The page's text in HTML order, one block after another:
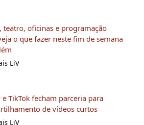
teatro, oficinas e programação
o que fazer neste fim de semana
LiV
e TikTok fecham parceria para
de vídeos curtos
LiV